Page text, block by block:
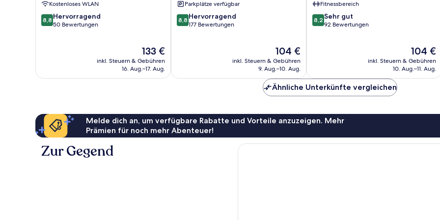
Kostenloses WLAN
8.8
von
8,8 Hervorragend
50 Bewertungen
Der
Preis
beträgt
133 €
inkl. Steuern & Gebühren
16. Aug.–17. Aug.
Parkplätze verfügbar
8.8
von
8,8 Hervorragend
177 Bewertungen
Der
Preis
beträgt
104 €
inkl. Steuern & Gebühren
9. Aug.–10. Aug.
Fitnessbereich
8.2
von
8,2 Sehr gut
92 Bewertungen
Der
Preis
beträgt
104 €
inkl. Steuern & Gebühren
10. Aug.–11. Aug.
Ähnliche Unterkünfte vergleichen
Melde dich an, um verfügbare Rabatte und Vorteile anzuzeigen. Mehr
Prämien für noch mehr Abenteuer!
Zur Gegend